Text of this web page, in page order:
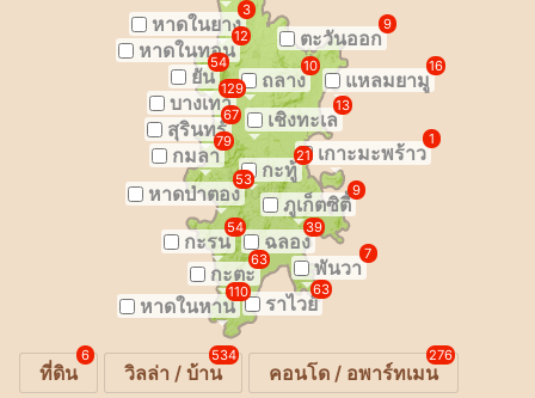
หาดในยาง
3
ตะวันออก
9
หาดในทอน
12
ยัน
54
ถลาง
10
บางเทา
129 แหลมยามู
16
เชิงทะเล
13
สุรินทร์
67
กมลา
79 เกาะมะพร้าว
1
กะทู้
21
หาดป่าตอง
53
ภูเก็ตซิตี้
9
ฉลอง
39
กะรน
54
พันวา
7
กะตะ
63
ราไวย์
63
หาดในหาน
110
ที่ดิน
6
วิลล่า / บ้าน
534
คอนโด / อพาร์ทเมน
276